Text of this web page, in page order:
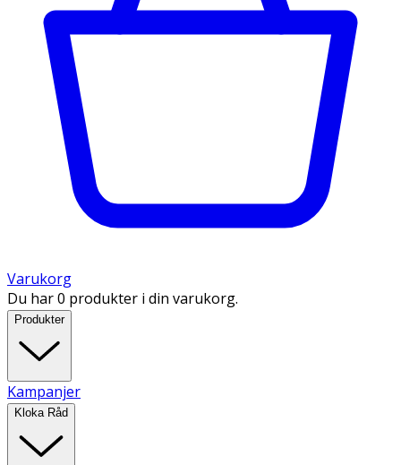
Varukorg
Du har 0 produkter i din varukorg.
Produkter
Kampanjer
Kloka Råd